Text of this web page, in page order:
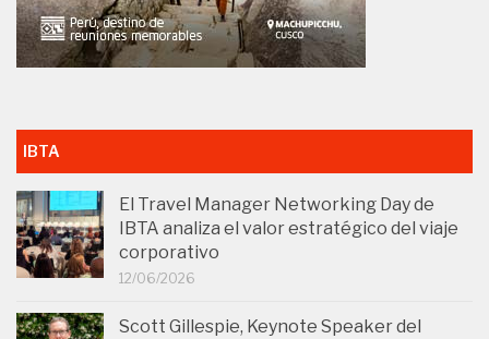
IBTA
El Travel Manager Networking Day de
IBTA analiza el valor estratégico del viaje
corporativo
12/06/2026
Scott Gillespie, Keynote Speaker del